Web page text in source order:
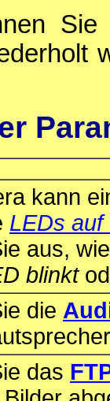
kann
LEDs auf
aus,
blinkt
die
das